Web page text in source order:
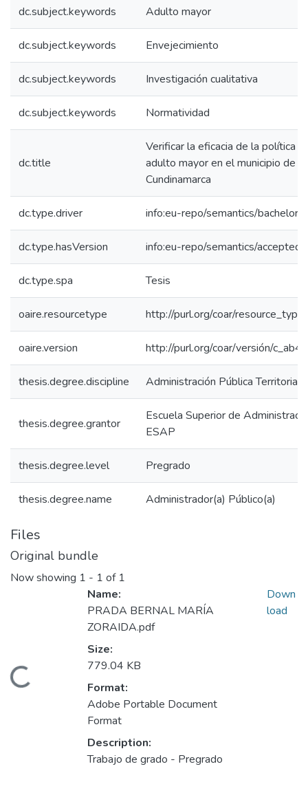
dc.subject.keywords Adulto mayor
dc.subject.keywords Envejecimiento
dc.subject.keywords Investigación cualitativa
dc.subject.keywords Normatividad
dc.title
Verificar la eficacia de la política
adulto mayor en el municipio de
Cundinamarca
dc.type.driver info:eu-repo/semantics/
dc.type.hasVersion info:eu-repo/semantics/
dc.type.spa Tesis
oaire.resourcetype http://purl.org/coar/
oaire.version http://purl.org/coar/versión/
thesis.degree.discipline Administración Pública Territorial
thesis.degree.grantor
Escuela Superior de
ESAP
thesis.degree.level Pregrado
thesis.degree.name Administrador(a) Público(a)
Files
Original bundle
Now showing 1 - 1 of 1
Name:
PRADA BERNAL MARÍA
ZORAIDA.pdf
Size:
779.04 KB
Format:
Adobe Portable Document
Format
Description:
Trabajo de grado - Pregrado
Down
load